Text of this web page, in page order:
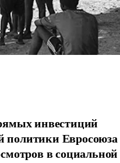
инвестиций
Евросоюза
в социальной